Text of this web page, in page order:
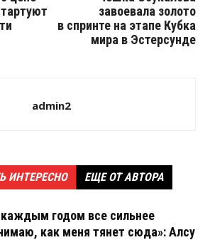
завоевала золото
в спринте на этапе Кубка
мира в Эстерсунде
admin2
ИНТЕРЕСНО ЕЩЕ ОТ АВТОРА
годом все сильнее
как меня тянет сюда»: Алсу